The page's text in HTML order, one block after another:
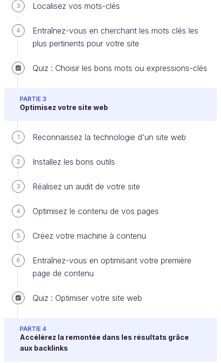
3 Localisez vos mots-clés
4
Entraînez-vous en cherchant les mots clés les
plus pertinents pour votre site
Quiz : Choisir les bons mots ou expressions-clés
PARTIE 3
Optimisez votre site web
1 Reconnaissez la technologie d'un site web
2 Installez les bons outils
3 Réalisez un audit de votre site
4 Optimisez le contenu de vos pages
5 Créez votre machine à contenu
6
Entraînez-vous en optimisant votre première
page de contenu
Quiz : Optimiser votre site web
PARTIE 4
Accélérez la remontée dans les résultats grâce
aux backlinks
SEO (Search Engine Optimization).
Au fil de ce cours, nous allons explorer ensemble les
techniques essentielles pour améliorer la visibilité de
apprendrez à intégrer le SEO dans la stratégie
marketing de votre organisation, à choisir les bons
web. Puis, vous verrez comment accélérer la
mesurer l'impact de vos actions SEO.
C’est parti pour transformer votre site en un puissant
outil de visibilité !
Découvrez le fonctionnement du cours
Connaissez-vous le principe d'un cours en ligne sur
OpenClassrooms ?
Ce cours suit une progression logique que l'on a
séquencée en 5 parties. Chaque partie contient
plusieurs chapitres, qu'il est préférable de suivre
unevidéod'introduction qui fait la
synthèse des principales informations à